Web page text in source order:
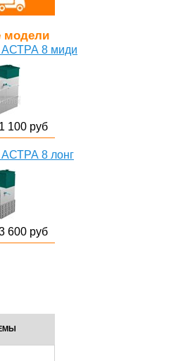
модели
8 миди
100 руб
8 лонг
600 руб